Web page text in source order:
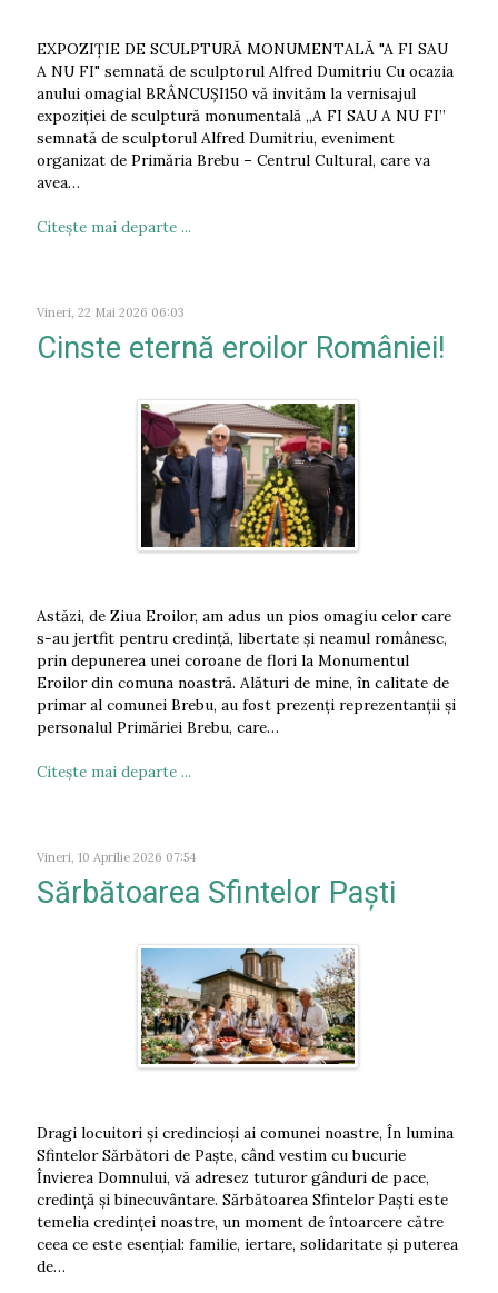
EXPOZIȚIE DE SCULPTURĂ MONUMENTALĂ "A FI SAU
A NU FI" semnată de sculptorul Alfred Dumitriu Cu ocazia
anului omagial BRÂNCUȘI150 vă invităm la vernisajul
expoziției de sculptură monumentală „A FI SAU A NU FI”
semnată de sculptorul Alfred Dumitriu, eveniment
organizat de Primăria Brebu – Centrul Cultural, care va
avea…
Citeşte mai departe ...
Vineri, 22 Mai 2026 06:03
Cinste eternă eroilor României!
Astăzi, de Ziua Eroilor, am adus un pios omagiu celor care
s-au jertfit pentru credință, libertate și neamul românesc,
prin depunerea unei coroane de flori la Monumentul
Eroilor din comuna noastră. Alături de mine, în calitate de
primar al comunei Brebu, au fost prezenți reprezentanții și
personalul Primăriei Brebu, care…
Citeşte mai departe ...
Vineri, 10 Aprilie 2026 07:54
Sărbătoarea Sfintelor Paști
Dragi locuitori și credincioși ai comunei noastre, În lumina
Sfintelor Sărbători de Paște, când vestim cu bucurie
Învierea Domnului, vă adresez tuturor gânduri de pace,
credință și binecuvântare. Sărbătoarea Sfintelor Paști este
temelia credinței noastre, un moment de întoarcere către
ceea ce este esențial: familie, iertare, solidaritate și puterea
de…